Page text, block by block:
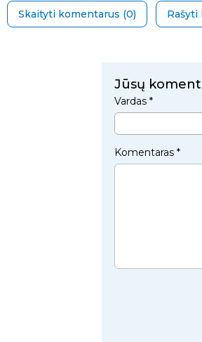
Skaityti komentarus (0) Rašyti
Jūsų
Vardas *
Komentaras *